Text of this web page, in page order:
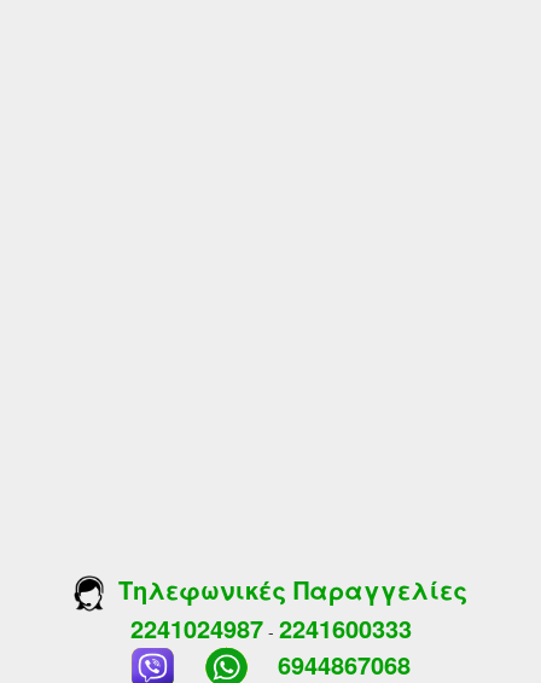
Τηλεφωνικές Παραγγελίες
2241024987- 2241600333
6944867068